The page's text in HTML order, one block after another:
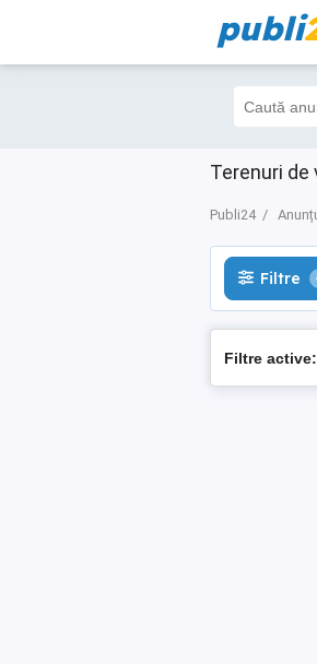
publi
Terenuri de
Publi24
Filtre 4
Filtre
Filtre active: